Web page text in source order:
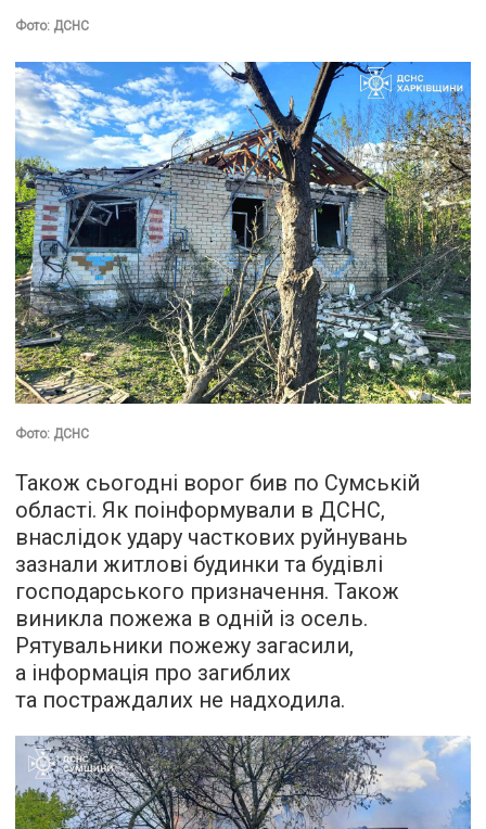
Фото: ДСНС
Фото: ДСНС
Також сьогодні ворог бив по Сумській
області. Як поінформували в ДСНС,
внаслідок удару часткових руйнувань
зазнали житлові будинки та будівлі
господарського призначення. Також
виникла пожежа в одній із осель.
Рятувальники пожежу загасили,
а інформація про загиблих
та постраждалих не надходила.